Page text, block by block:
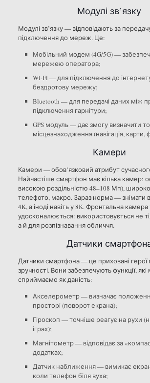
Модулі зв’язку
Модулі зв’язку — відповідають за
підключення до мереж. Це:
Мобільний модем (4G/5G) —
мережею оператора;
Wi-Fi — для підключення до
бездротову мережу;
Bluetooth — для передачі даних між
підключення гарнітури;
GPS модуль — дає змогу визначити
місцезнаходження (навігація, карти,
Камери
Камери — обов’язковий атрибут
Найчастіше смартфон має кілька камер:
високою роздільністю 48–108 Мп),
телефото, макро. Зараз норма — знімати
4K, а іноді навіть у 8K. Фронтальна
удосконалюється: використовується не
а й для розпізнавання обличчя.
Датчики
Датчики смартфона — це приховані герої
зручності. Вони забезпечують функції,
сприймаємо як даність:
Акселерометр — визначає
просторі (поворот екрана);
Гіроскоп — точніше реагує на рухи
іграх);
Магнітометр — відповідає за
додатках;
Датчик наближення — вимикає екран
коли телефон біля вуха;